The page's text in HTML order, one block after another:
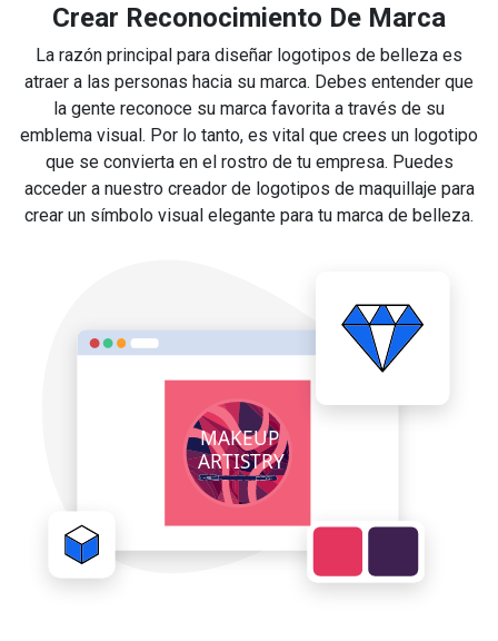
Crear Reconocimiento De Marca
La razón principal para diseñar logotipos de belleza es
atraer a las personas hacia su marca. Debes entender que
la gente reconoce su marca favorita a través de su
emblema visual. Por lo tanto, es vital que crees un logotipo
que se convierta en el rostro de tu empresa. Puedes
acceder a nuestro creador de logotipos de maquillaje para
crear un símbolo visual elegante para tu marca de belleza.